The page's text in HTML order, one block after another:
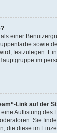
einer
sowie
festzulegen.
im
Link auf der
Auflistung des
Sie
die diese im